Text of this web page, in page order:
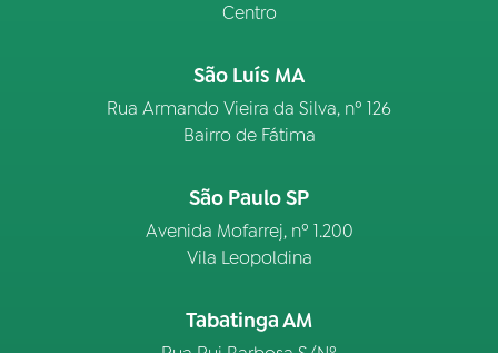
Centro
São Luís MA
Rua Armando Vieira da Silva, nº 126
Bairro de Fátima
São Paulo SP
Avenida Mofarrej, nº 1.200
Vila Leopoldina
Tabatinga AM